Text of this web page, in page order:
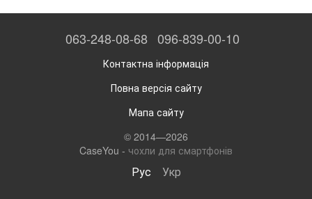
063-248-08-68 096-839-00-10
Контактна інформація
Повна версія сайту
Мапа сайту
© 2014—2026
CaseYou - чохли для смартфонів
Рус Укр